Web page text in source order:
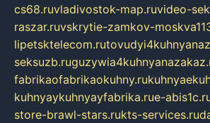
cs68.ruvladivostok-map.ruvideo-
raszar.ruvskrytie-zamkov-
lipetsktelecom.ru
seksuzb.ru
fabrikaofabrikaokuhny.ru
kuhnyaykuhnyayfabrika.rue-
store-brawl-stars.rukts-services.ru